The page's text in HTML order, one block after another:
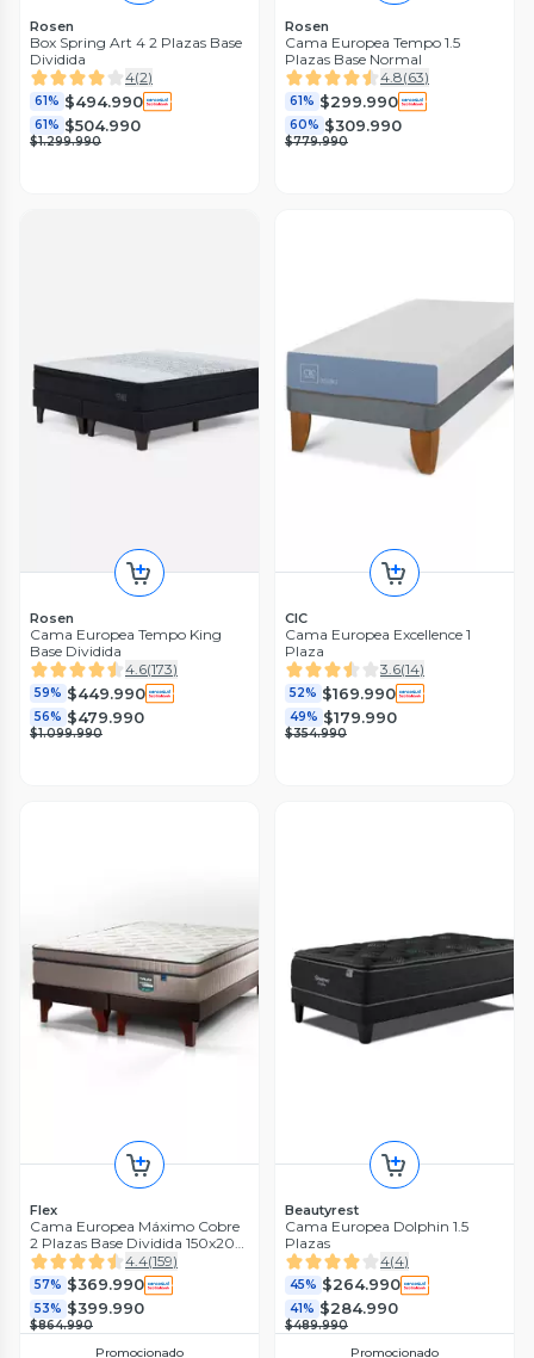
Rosen
Box Spring Art 4 2 Plazas Base
Dividida
4(2)
61% $494.990
61% $504.990
$1.299.990
Rosen
Cama Europea Tempo 1.5
Plazas Base Normal
4.8(63)
61% $299.990
60% $309.990
$779.990
Rosen
Cama Europea Tempo King
Base Dividida
4.6(173)
59% $449.990
56% $479.990
$1.099.990
CIC
Cama Europea Excellence 1
Plaza
3.6(14)
52% $169.990
49% $179.990
$354.990
Flex
Cama Europea Máximo Cobre
2 Plazas Base Dividida 150x200
cm
4.4(159)
57% $369.990
53% $399.990
$864.990
Promocionado
Beautyrest
Cama Europea Dolphin 1.5
Plazas
4(4)
45% $264.990
41% $284.990
$489.990
Promocionado